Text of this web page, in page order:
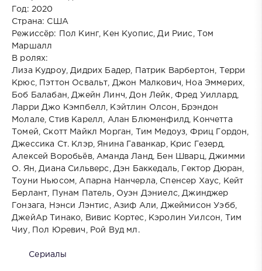
Год: 2020
Страна: США
Режиссёр: Пол Кинг, Кен Куопис, Ди Риис, Том
Маршалл
В ролях:
Лиза Кудроу, Дидрих Бадер, Патрик Варбертон, Терри
Крюс, Пэттон Освальт, Джон Малкович, Ноа Эммерих,
Боб Балабан, Джейн Линч, Дон Лейк, Фред Уиллард,
Ларри Джо Кэмпбелл, Кэйтлин Олсон, Брэндон
Молале, Стив Карелл, Алан Блюменфилд, Кончетта
Томей, Скотт Майкл Морган, Тим Медоуз, Фриц Гордон,
Джессика Ст. Клэр, Янина Гаванкар, Крис Гезерд,
Алексей Воробьёв, Аманда Ланд, Бен Шварц, Джимми
О. Ян, Диана Сильверс, Дэн Баккедаль, Гектор Дюран,
Тоуни Ньюсом, Апарна Нанчерла, Спенсер Хаус, Кейт
Берлант, Пунам Патель, Оуэн Дэниелс, Джинджер
Гонзага, Нэнси Лэнтис, Азиф Али, Джеймисон Уэбб,
ДжейАр Тинако, Вивис Кортес, Кэролин Уилсон, Тим
Чиу, Пол Юревич, Рой Вуд мл.
Сериалы